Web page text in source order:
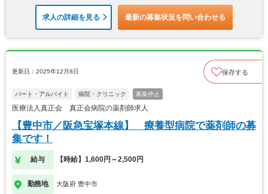
求人の詳細を見る 最新の募集状況を問い合わせる
更新日：2025年12月8日 保存する
パート・アルバイト 病院・クリニック 募集停止
医療法人真正会 真正会病院の薬剤師求人
【豊中市／阪急宝塚本線】 療養型病院で薬剤師の募
集です！
給与 【時給】1,600円～2,500円
勤務地 大阪府 豊中市